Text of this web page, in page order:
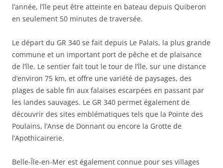
l’année, l’île peut être atteinte en bateau depuis Quiberon
en seulement 50 minutes de traversée.
Le départ du GR 340 se fait depuis Le Palais, la plus grande
commune et un important port de pêche et de plaisance
de l’île. Le sentier fait tout le tour de l’île, sur une distance
d’environ 75 km, et offre une variété de paysages, des
plages de sable fin aux falaises escarpées en passant par
les landes sauvages. Le GR 340 permet également de
découvrir des sites emblématiques tels que la Pointe des
Poulains, l’Anse de Donnant ou encore la Grotte de
l’Apothicairerie.
Belle-Île-en-Mer est également connue pour ses villages